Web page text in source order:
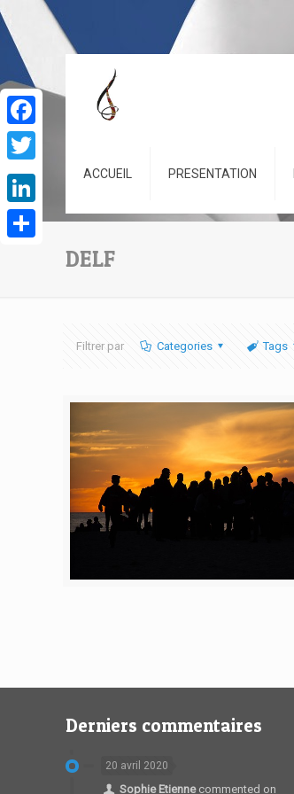
ACCUEIL PRESENTATION
DELF
Filtrer par Categories Tags
Derniers commentaires
20 avril 2020
Sophie Etiennecommented on
Facebook
Twitter
LinkedIn